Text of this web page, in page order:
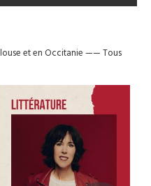
et en Occitanie——Tous